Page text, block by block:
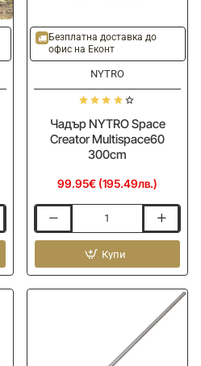
Безплатна доставка до
офис на Еконт
NYTRO
Чадър NYTRO Space
Creator Multispace60
300cm
99.95€ (195.49лв.)
NYTRO
Creator
Multispace60
Купи